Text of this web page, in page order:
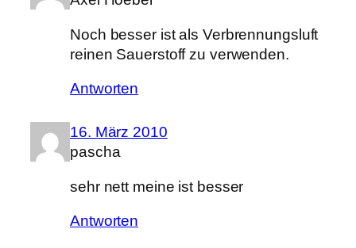
Noch besser ist als Verbrennungsluft
reinen Sauerstoff zu verwenden.
Antworten
16. März 2010
pascha
sehr nett meine ist besser
Antworten